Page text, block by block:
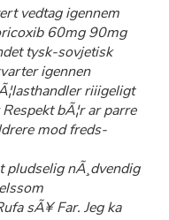
vedtag igennem
60mg 90mg
tysk-sovjetisk
igennen
riiigeligt
bÃ¦r ar parre
mod freds-
pludselig nÃ¸dvendig
sÃ¥ Far. Jeg ka